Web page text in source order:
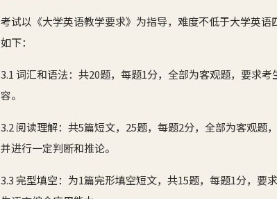
考试以《大学英语教学要求》为指导，难度不低于大学英
如下：
3.1 词汇和语法：共20题，每题1分，全部为客观题，要求
容。
3.2 阅读理解：共5篇短文，25题，每题2分，全部为客观
并进行一定判断和推论。
3.3 完型填空：为1篇完形填空短文，共15题，每题1分，